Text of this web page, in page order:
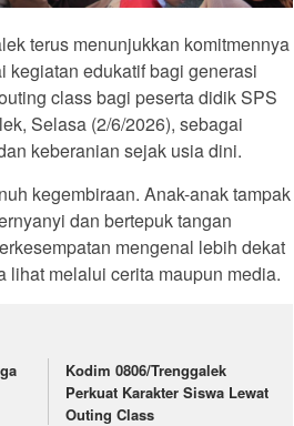
terus menunjukkan komitmennya
edukatif bagi generasi
class bagi peserta didik SPS
Selasa (2/6/2026), sebagai
keberanian sejak usia dini.
kegembiraan. Anak-anak tampak
dan bertepuk tangan
mengenal lebih dekat
lihat melalui cerita maupun media.
Kodim 0806/Trenggalek
Perkuat Karakter Siswa Lewat
Outing Class